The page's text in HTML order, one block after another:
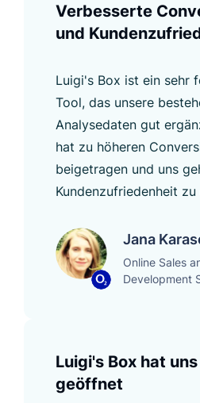
Verbesserte
und
Luigi's Box ist ein sehr
Tool, das unsere
Analysedaten gut
hat zu höheren
beigetragen und uns
Kundenzufriedenheit zu
Jana
Online Sales
Development
Luigi's Box hat
geöffnet